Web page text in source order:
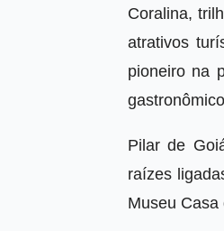
Coralina,
atrativos
pioneiro na
Pilar de
raízes
Museu